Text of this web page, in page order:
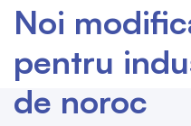
Noi
pentru
de noroc